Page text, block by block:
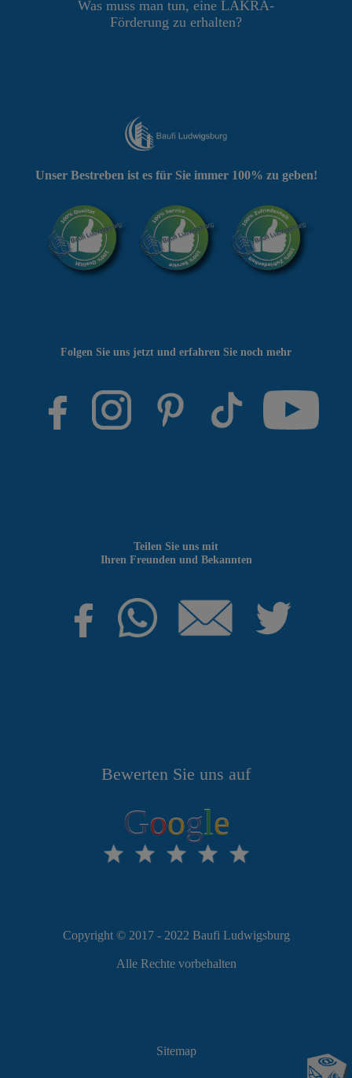
Was muss man tun, eine LAKRA-
Förderung zu erhalten?
Bewerten Sie uns auf
Google
Teilen Sie uns mit
Ihren Freunden und Bekannten
Folgen Sie uns jetzt und erfahren Sie noch mehr
Unser Bestreben ist es für Sie immer 100% zu geben!
Copyright © 2017 - 2022 Baufi Ludwigsburg
Alle Rechte vorbehalten
Sitemap